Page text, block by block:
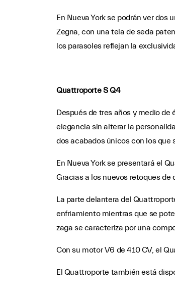
En Nueva York se podrán ver
Zegna, con una tela de seda
los parasoles reflejan la
Quattroporte S Q4
Después de tres años y medio
elegancia sin alterar la
dos acabados únicos con los que
En Nueva York se presentará el
Gracias a los nuevos retoques de
La parte delantera del
enfriamiento mientras que se
zaga se caracteriza por una
Con su motor V6 de 410 CV, el
El Quattroporte también está